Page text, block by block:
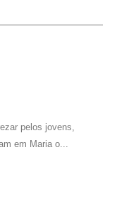
pelos jovens,
em Maria o...